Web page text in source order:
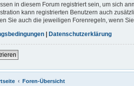
in diesem Forum registriert sein, um sich
kann registrierten Benutzern auch
Sie auch die jeweiligen Forenregeln, wenn
| Datenschutzerklärung
Foren-Übersicht